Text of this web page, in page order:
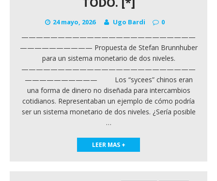
24 mayo, 2026 Ugo Bardi 0
————————————————————————
—————————— Propuesta de Stefan Brunnhuber
para un sistema monetario de dos niveles.
————————————————————————
—————————— Los “sycees” chinos eran
una forma de dinero no diseñada para intercambios
cotidianos. Representaban un ejemplo de cómo podría
ser un sistema monetario de dos niveles. ¿Sería posible
…
LEER MAS +